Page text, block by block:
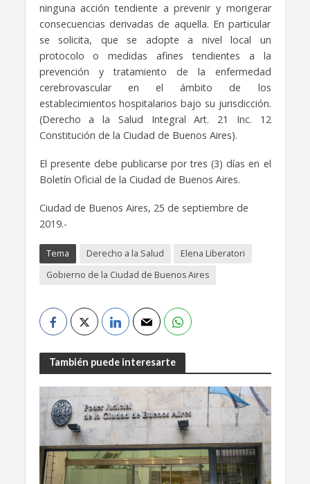
ninguna acción tendiente a prevenir y morigerar
consecuencias derivadas de aquella. En particular
se solicita, que se adopte a nivel local un
protocolo o medidas afines tendientes a la
prevención y tratamiento de la enfermedad
cerebrovascular en el ámbito de los
establecimientos hospitalarios bajo su jurisdicción.
(Derecho a la Salud Integral Art. 21 Inc. 12
Constitución de la Ciudad de Buenos Aires).
El presente debe publicarse por tres (3) días en el
Boletín Oficial de la Ciudad de Buenos Aires.
Ciudad de Buenos Aires, 25 de septiembre de
2019.-
Tema Derecho a la Salud
Elena Liberatori
Gobierno de la Ciudad de Buenos Aires
También puede interesarte